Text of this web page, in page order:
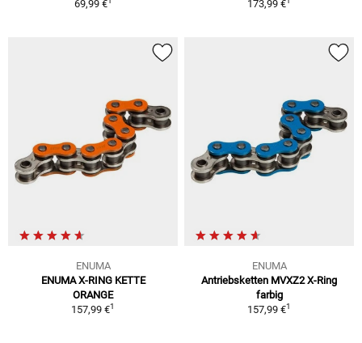
69,99 € 173,99 €
ENUMA
ENUMA X-RING KETTE
ORANGE
157,99 €1
ENUMA
Antriebsketten MVXZ2 X-Ring
farbig
157,99 €1